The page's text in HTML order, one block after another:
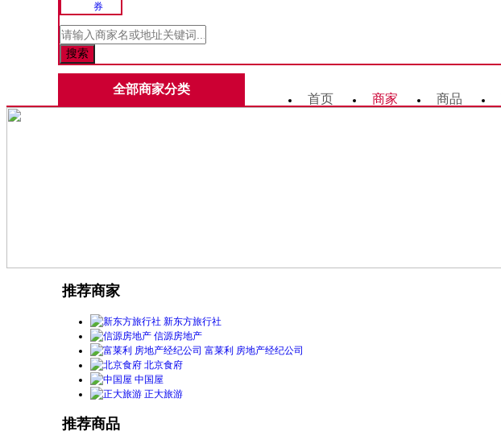
券
全部商家分类
首页 商家 商品
推荐商家
新东方旅行社
信源房地产
富莱利 房地产经纪公司
北京食府
中国屋
正大旅游
推荐商品